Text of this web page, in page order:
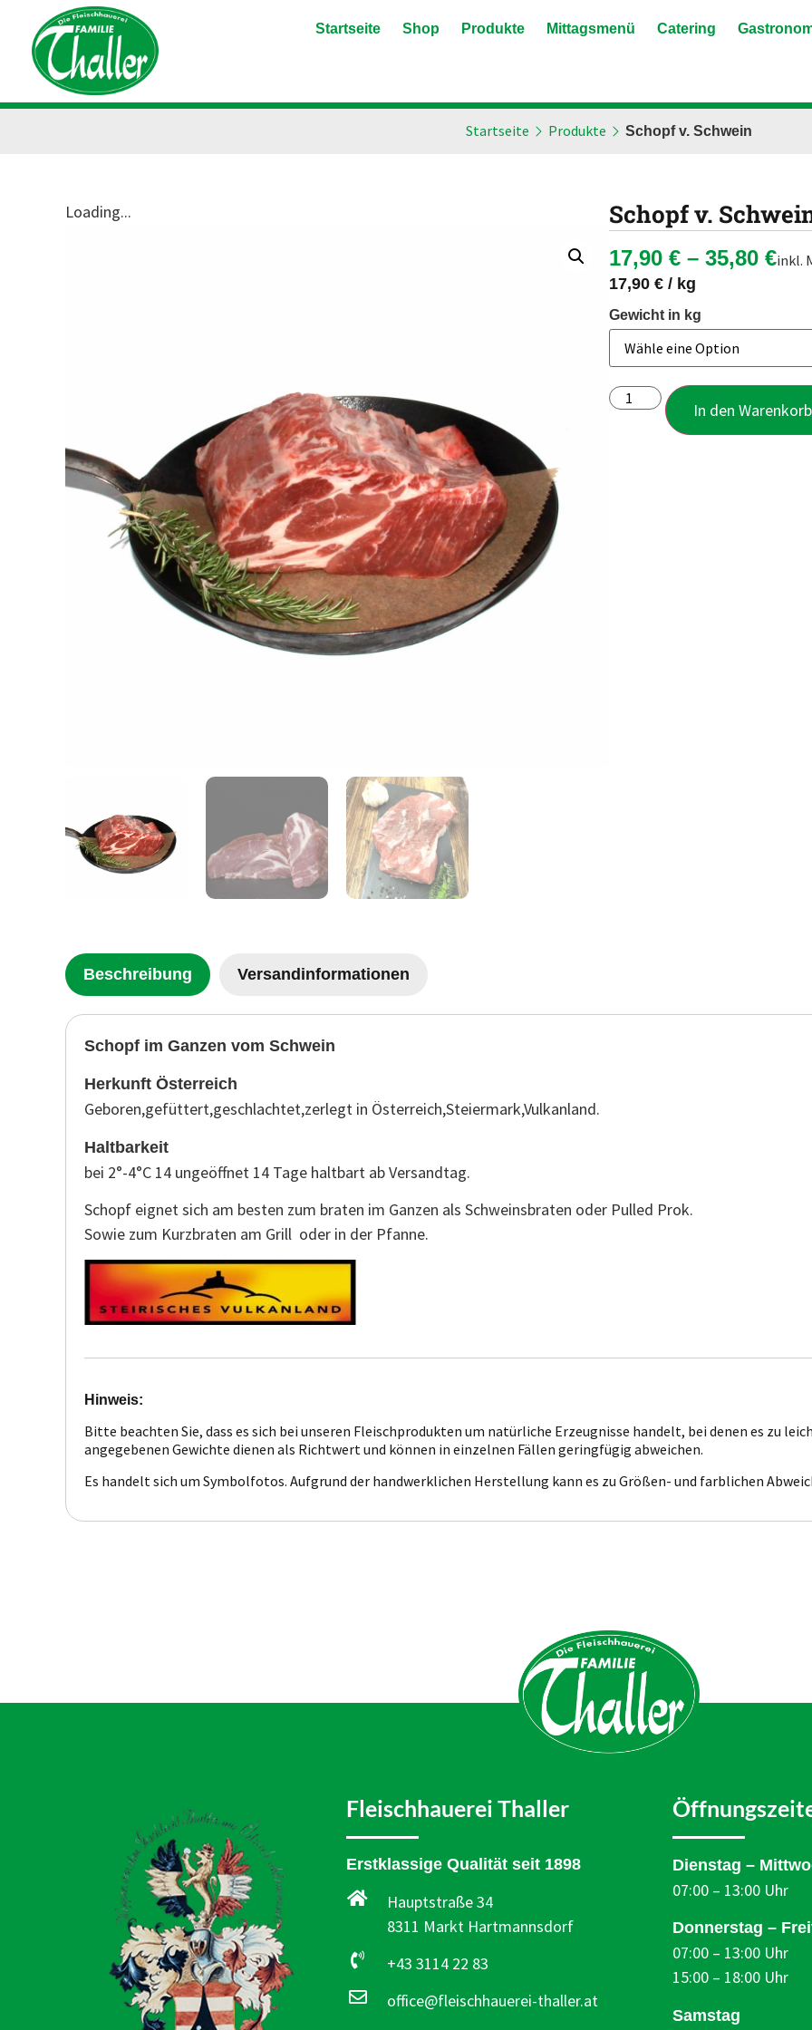
Startseite Shop Produkte Mittagsmenü Catering
Startseite Produkte Schopf v. Schwein
Loading... Schopf v.
17,90 € – 35,80 €inkl.
17,90 € / kg
Gewicht in kg
In den Warenkorb
Beschreibung Versandinformationen
Schopf im Ganzen vom Schwein
Herkunft Österreich
Geboren,gefüttert,geschlachtet,zerlegt in Österreich,Steiermark,Vulkanland.
Haltbarkeit
bei 2°-4°C 14 ungeöffnet 14 Tage haltbart ab Versandtag.
Schopf eignet sich am besten zum braten im Ganzen als Schweinsbraten oder Pulled Prok.
Sowie zum Kurzbraten am Grill oder in der Pfanne.
Hinweis:
Bitte beachten Sie, dass es sich bei unseren Fleischprodukten um natürliche Erzeugnisse handelt, bei denen es zu
angegebenen Gewichte dienen als Richtwert und können in einzelnen Fällen geringfügig abweichen.
Es handelt sich um Symbolfotos. Aufgrund der handwerklichen Herstellung kann es zu Größen- und farblichen
Fleischhauerei Thaller
Erstklassige Qualität seit 1898
Hauptstraße 34
8311 Markt Hartmannsdorf
+43 3114 22 83
office@fleischhauerei-thaller.at
Dienstag –
07:00 – 13:00 Uhr
Donnerstag –
07:00 – 13:00 Uhr
15:00 – 18:00 Uhr
Samstag